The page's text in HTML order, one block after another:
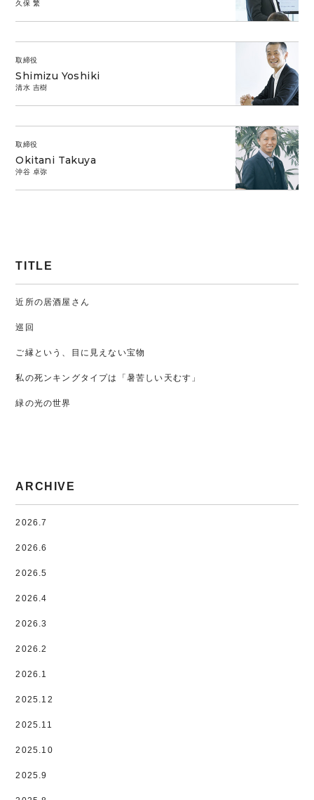
久保 繁
取締役
Shimizu Yoshiki
清水 吉樹
取締役
Okitani Takuya
沖谷 卓弥
TITLE
近所の居酒屋さん
巡回
ご縁という、目に見えない宝物
私の死ンキングタイプは「暑苦しい天むす」
緑の光の世界
ARCHIVE
2026.7
2026.6
2026.5
2026.4
2026.3
2026.2
2026.1
2025.12
2025.11
2025.10
2025.9